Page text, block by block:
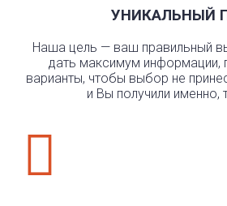
УНИКАЛЬНЫЙ
Наша цель — ваш правильный
дать максимум информации,
варианты, чтобы выбор не
и Вы получили именно,
